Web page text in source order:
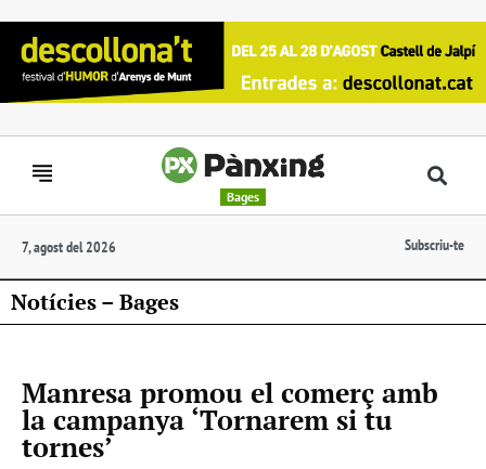
Bages
7, agost del 2026 Subscriu-te
Notícies – Bages
Manresa promou el comerç amb
la campanya ‘Tornarem si tu
tornes’